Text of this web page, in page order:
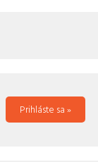
Prihláste sa »